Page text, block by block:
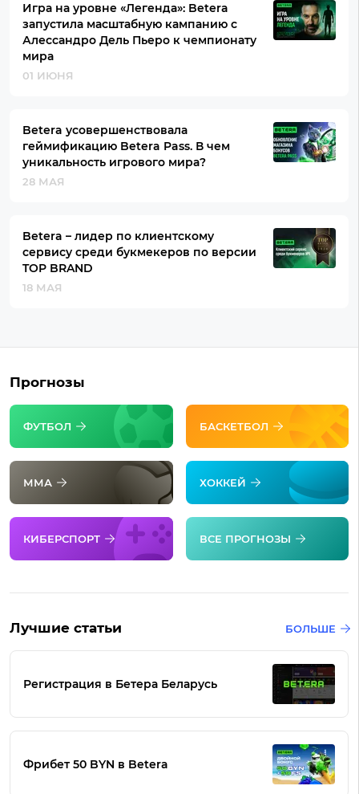
Игра на уровне «Легенда»: Betera
запустила масштабную кампанию с
Алессандро Дель Пьеро к чемпионату
мира
01 ИЮНЯ
Betera усовершенствовала
геймификацию Betera Pass. В чем
уникальность игрового мира?
28 МАЯ
Betera – лидер по клиентскому
сервису среди букмекеров по версии
TOP BRAND
18 МАЯ
Прогнозы
ФУТБОЛ БАСКЕТБОЛ
ММА ХОККЕЙ
КИБЕРСПОРТ ВСЕ ПРОГНОЗЫ
Лучшие статьи БОЛЬШЕ
Регистрация в Бетера Беларусь
Фрибет 50 BYN в Betera